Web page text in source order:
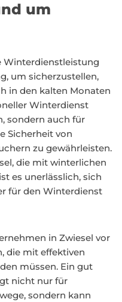
um
Winterdienstleistung
um sicherzustellen,
in den kalten Monaten
Winterdienst
sondern auch für
Sicherheit von
zu gewährleisten.
die mit winterlichen
es unerlässlich, sich
für den Winterdienst
in Zwiesel vor
die mit effektiven
müssen. Ein gut
nicht nur für
sondern kann